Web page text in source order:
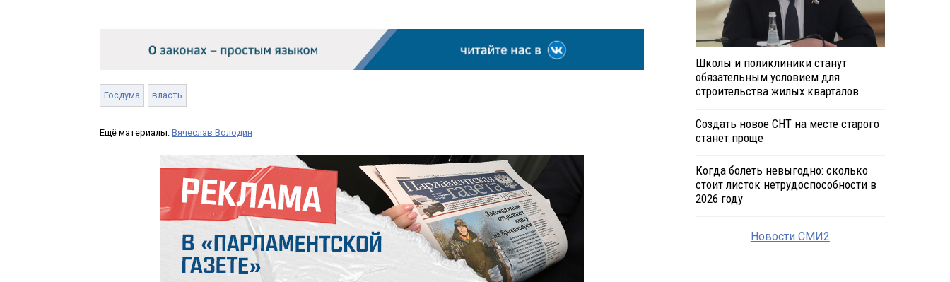
Госдума власть
Ещё материалы: Вячеслав Володин
Школы и поликлиники станут
обязательным условием для
строительства жилых кварталов
Создать новое СНТ на месте старого
станет проще
Когда болеть невыгодно: сколько
стоит листок нетрудоспособности в
2026 году
Новости СМИ2